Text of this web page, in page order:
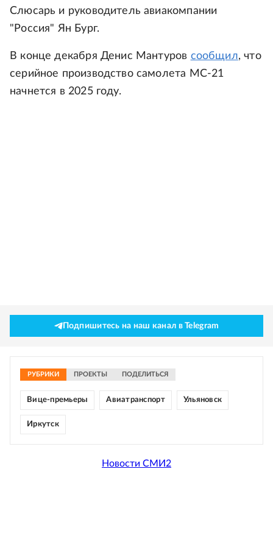
Слюсарь и руководитель авиакомпании
"Россия" Ян Бург.
В конце декабря Денис Мантуров сообщил, что
серийное производство самолета МС-21
начнется в 2025 году.
Подпишитесь на наш канал в Telegram
РУБРИКИ ПРОЕКТЫ ПОДЕЛИТЬСЯ
Вице-премьеры Авиатранспорт Ульяновск
Иркутск
Новости СМИ2